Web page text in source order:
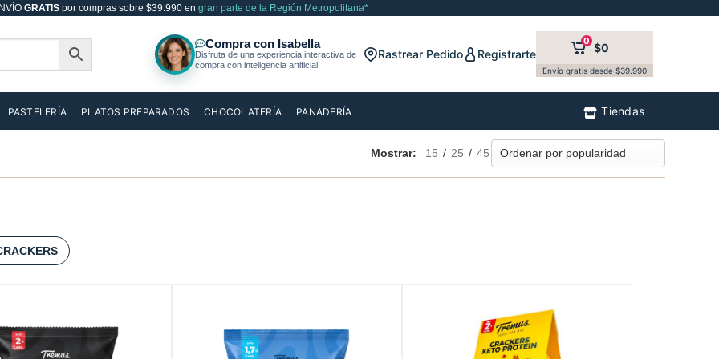
GRATISpor compras sobre $39.990 en gran parte de la Región Metropolitana*
Rastrear Pedido Registrarte
0 $0
Envío gratis desde $39.990
PASTELERÍA PLATOS PREPARADOS CHOCOLATERÍA PANADERÍA Tiendas
Mostrar: 15 / 25 / 45